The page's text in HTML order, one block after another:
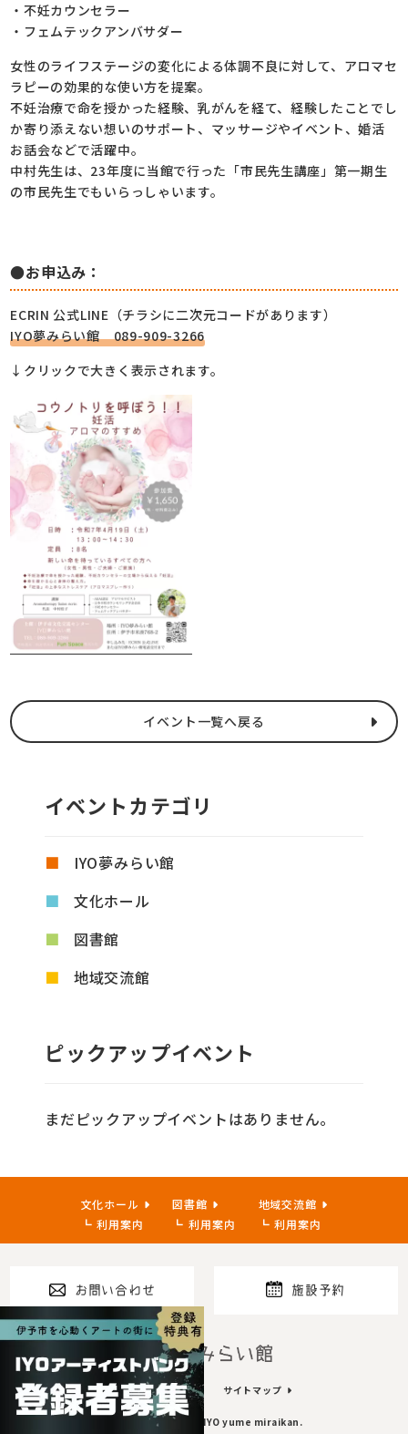
・不妊カウンセラー
・フェムテックアンバサダー
女性のライフステージの変化による体調不良に対して、アロマセ
ラピーの効果的な使い方を提案。
不妊治療で命を授かった経験、乳がんを経て、経験したことでし
か寄り添えない想いのサポート、マッサージやイベント、婚活
お話会などで活躍中。
中村先生は、23年度に当館で行った「市民先生講座」第一期生
の市民先生でもいらっしゃいます。
●お申込み：
ECRIN 公式LINE（チラシに二次元コードがあります）
IYO夢みらい館 089-909-3266
↓クリックで大きく表示されます。
イベント一覧へ戻る
イベントカテゴリ
IYO夢みらい館
文化ホール
図書館
地域交流館
ピックアップイベント
まだピックアップイベントはありません。
文化ホール
利用案内
図書館
利用案内
地域交流館
利用案内
お問い合わせ 施設予約
指定管理者 プライバシーポリシー サイトマップ
Copyright© 2023~ IYO yume miraikan.